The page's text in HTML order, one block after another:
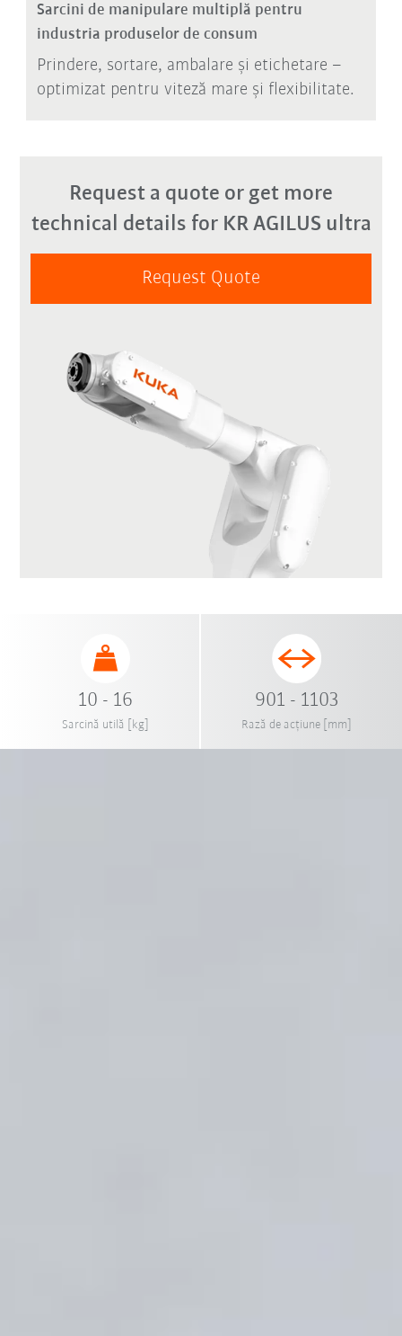
Sarcini de manipulare multiplă pentru
industria produselor de consum
Prindere, sortare, ambalare și etichetare –
optimizat pentru viteză mare și flexibilitate.
Request a quote or get more
technical details for KR AGILUS ultra
Request Quote
10 - 16
Sarcină utilă [kg]
901 - 1103
Rază de acțiune [mm]